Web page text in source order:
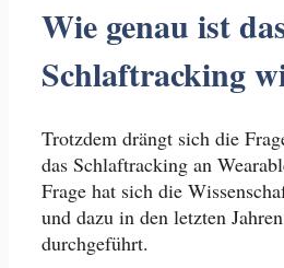
Wie genau ist
Schlaftracking
Trotzdem drängt sich die
das Schlaftracking an
Frage hat sich die
und dazu in den letzten
durchgeführt.